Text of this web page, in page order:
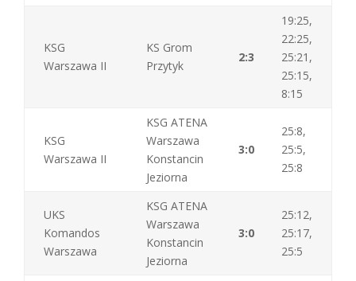
KSG
Warszawa II
KS Grom
Przytyk
2:3
19:25,
22:25,
25:21,
25:15,
8:15
KSG
Warszawa II
KSG ATENA
Warszawa
Konstancin
Jeziorna
3:0
25:8,
25:5,
25:8
UKS
Komandos
Warszawa
KSG ATENA
Warszawa
Konstancin
Jeziorna
3:0
25:12,
25:17,
25:5